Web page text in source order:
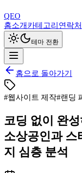
QEO
홈소개 카테고리 연락처
테마 전환
홈으로 돌아가기
#웹사이트 제작#랜딩
코딩 없이 완
소상공인과 스
지 심층 분석